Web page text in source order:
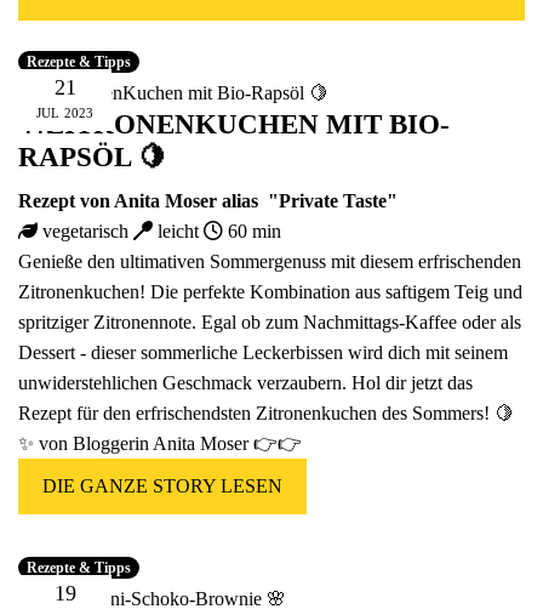
alle Geschenke ansehen
21
JUL 2023
Rezepte & Tipps
🍴ZITRONENKUCHEN MIT BIO-
RAPSÖL 🍋
Rezept von Anita Moser alias "Private Taste"
vegetarisch
leicht
60 min
Genieße den ultimativen Sommergenuss mit diesem erfrischenden
Zitronenkuchen! Die perfekte Kombination aus saftigem Teig und
spritziger Zitronennote. Egal ob zum Nachmittags-Kaffee oder als
Dessert - dieser sommerliche Leckerbissen wird dich mit seinem
unwiderstehlichen Geschmack verzaubern. Hol dir jetzt das
Rezept für den erfrischendsten Zitronenkuchen des Sommers! 🍋
✨ von Bloggerin Anita Moser👉👉
DIE GANZE STORY LESEN
19
Rezepte & Tipps